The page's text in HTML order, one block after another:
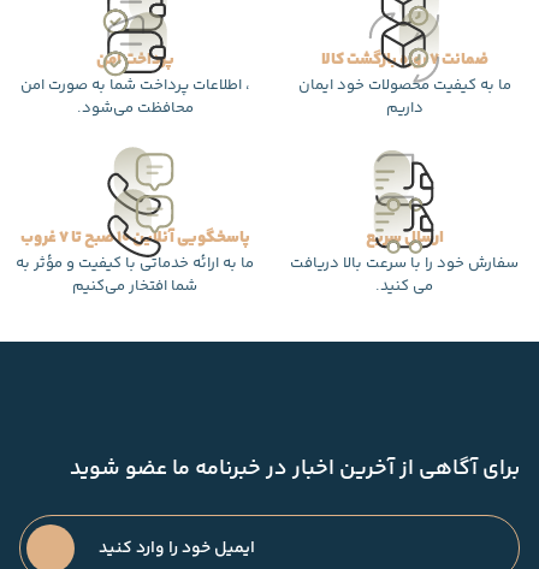
ضمانت 7 روزه بازگشت کالا
ما به کیفیت محصولات خود ایمان
داریم
پرداخت امن
، اطلاعات پرداخت شما به صورت امن
محافظت می‌شود.
ارسال سریع
سفارش خود را با سرعت بالا دریافت
می کنید.
پاسخگویی آنلاین 10 صبح تا 7 غروب
ما به ارائه خدماتی با کیفیت و مؤثر به
شما افتخار می‌کنیم
برای آگاهی از آخرین اخبار در خبرنامه ما عضو شوید